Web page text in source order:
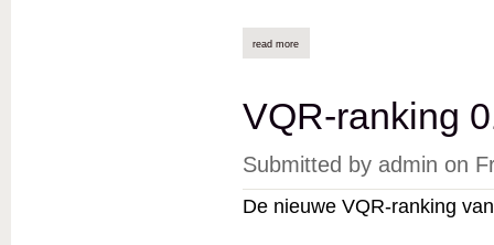
read more
VQR-ranking
Submitted by admin on
De nieuwe VQR-ranking